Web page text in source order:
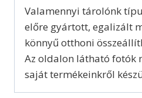
Valamennyi tárolónk
előre gyártott, egalizált
könnyű otthoni
Az oldalon látható fotók
saját termékeinkről